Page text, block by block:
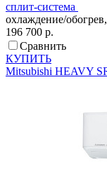
сплит-система
охлаждение/
196 700 р.
Сравнить
КУПИТЬ
Mitsubishi HEAVY